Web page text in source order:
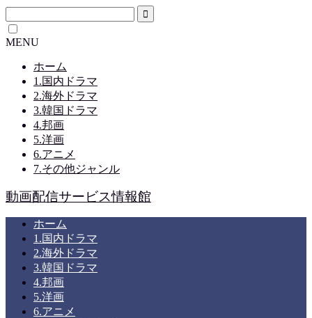
MENU
ホーム
1.国内ドラマ
2.海外ドラマ
3.韓国ドラマ
4.邦画
5.洋画
6.アニメ
7.その他ジャンル
動画配信サービス情報館
ホーム
1.国内ドラマ
2.海外ドラマ
3.韓国ドラマ
4.邦画
5.洋画
6.アニメ